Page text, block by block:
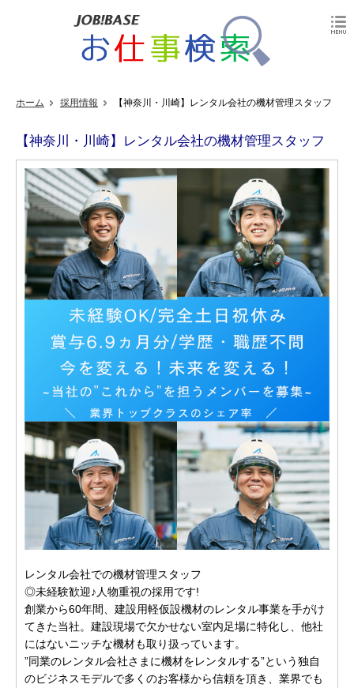
ホーム 採用情報 【神奈川・川崎】レンタル会社の機材管理スタッフ
【神奈川・川崎】レンタル会社の機材管理スタッフ
レンタル会社での機材管理スタッフ
◎未経験歓迎♪人物重視の採用です!
創業から60年間、建設用軽仮設機材のレンタル事業を手がけ
てきた当社。建設現場で欠かせない室内足場に特化し、他社
にはないニッチな機材も取り扱っています。
”同業のレンタル会社さまに機材をレンタルする”という独自
のビジネスモデルで多くのお客様から信頼を頂き、業界でも